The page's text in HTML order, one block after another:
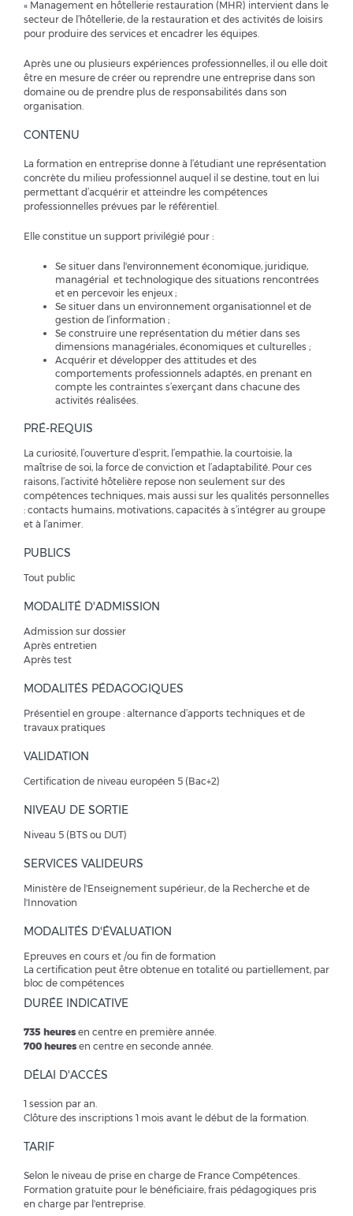
« Management en hôtellerie restauration (MHR) intervient dans le
secteur de l’hôtellerie, de la restauration et des activités de loisirs
pour produire des services et encadrer les équipes.
Après une ou plusieurs expériences professionnelles, il ou elle doit
être en mesure de créer ou reprendre une entreprise dans son
domaine ou de prendre plus de responsabilités dans son
organisation.
CONTENU
La formation en entreprise donne à l’étudiant une représentation
concrète du milieu professionnel auquel il se destine, tout en lui
permettant d’acquérir et atteindre les compétences
professionnelles prévues par le référentiel.
Elle constitue un support privilégié pour :
Se situer dans l'environnement économique, juridique,
managérial et technologique des situations rencontrées
et en percevoir les enjeux ;
Se situer dans un environnement organisationnel et de
gestion de l’information ;
Se construire une représentation du métier dans ses
dimensions managériales, économiques et culturelles ;
Acquérir et développer des attitudes et des
comportements professionnels adaptés, en prenant en
compte les contraintes s’exerçant dans chacune des
activités réalisées.
PRÉ-REQUIS
La curiosité, l’ouverture d’esprit, l’empathie, la courtoisie, la
maîtrise de soi, la force de conviction et l’adaptabilité. Pour ces
raisons, l’activité hôtelière repose non seulement sur des
compétences techniques, mais aussi sur les qualités personnelles
: contacts humains, motivations, capacités à s’intégrer au groupe
et à l’animer.
PUBLICS
Tout public
MODALITÉ D'ADMISSION
Admission sur dossier
Après entretien
Après test
MODALITÉS PÉDAGOGIQUES
Présentiel en groupe : alternance d’apports techniques et de
travaux pratiques
VALIDATION
Certification de niveau européen 5 (Bac+2)
NIVEAU DE SORTIE
Niveau 5 (BTS ou DUT)
SERVICES VALIDEURS
Ministère de l'Enseignement supérieur, de la Recherche et de
l'Innovation
MODALITÉS D'ÉVALUATION
Epreuves en cours et /ou fin de formation
La certification peut être obtenue en totalité ou partiellement, par
bloc de compétences
DURÉE INDICATIVE
735 heures en centre en première année.
700 heures en centre en seconde année.
DÉLAI D'ACCÈS
1 session par an.
Clôture des inscriptions 1 mois avant le début de la formation.
TARIF
Selon le niveau de prise en charge de France Compétences.
Formation gratuite pour le bénéficiaire, frais pédagogiques pris
en charge par l'entreprise.